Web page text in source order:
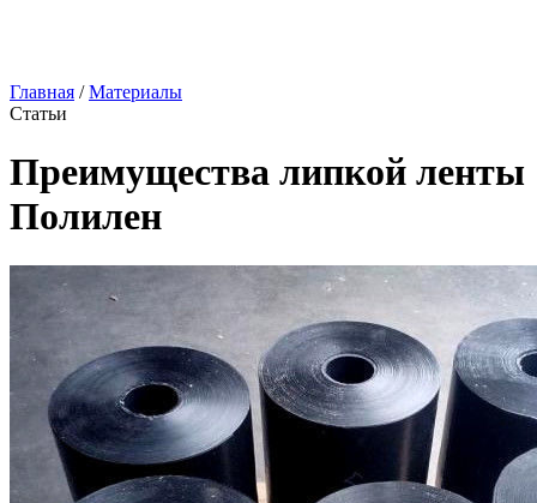
Главная /Материалы
Статьи
Преимущества липкой ленты
Полилен